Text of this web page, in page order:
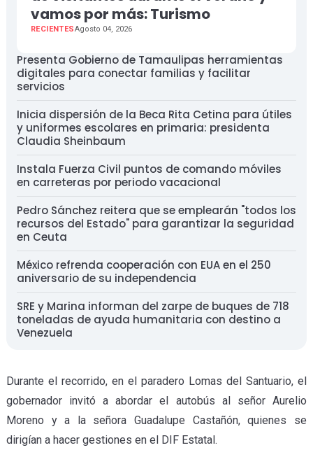
vamos por más: Turismo
RECIENTESAgosto 04, 2026
Presenta Gobierno de Tamaulipas herramientas
digitales para conectar familias y facilitar
servicios
Inicia dispersión de la Beca Rita Cetina para útiles
y uniformes escolares en primaria: presidenta
Claudia Sheinbaum
Instala Fuerza Civil puntos de comando móviles
en carreteras por periodo vacacional
Pedro Sánchez reitera que se emplearán "todos los
recursos del Estado" para garantizar la seguridad
en Ceuta
México refrenda cooperación con EUA en el 250
aniversario de su independencia
SRE y Marina informan del zarpe de buques de 718
toneladas de ayuda humanitaria con destino a
Venezuela
Durante el recorrido, en el paradero Lomas del Santuario, el
gobernador invitó a abordar el autobús al señor Aurelio
Moreno y a la señora Guadalupe Castañón, quienes se
dirigían a hacer gestiones en el DIF Estatal.